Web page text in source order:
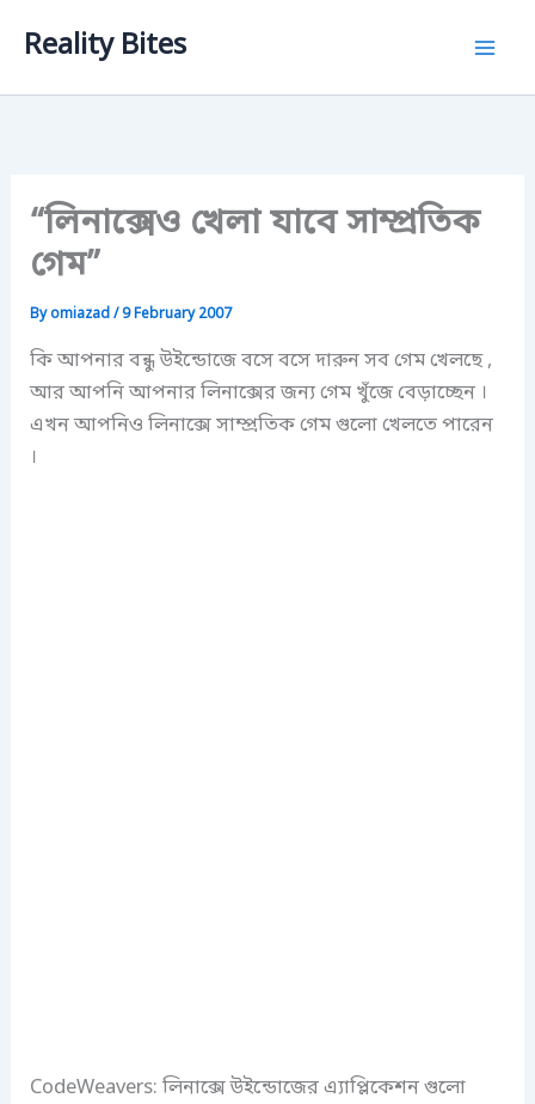
Reality Bites
“লিনাক্সেও খেলা যাবে সাম্প্রতিক
গেম”
Byomiazad/9 February 2007
কি আপনার বন্ধু উইন্ডোজে বসে বসে দারুন সব গেম খেলছে ,
আর আপনি আপনার লিনাক্সের জন্য গেম খুঁজে বেড়াচ্ছেন ।
এখন আপনিও লিনাক্সে সাম্প্রতিক গেম গুলো খেলতে পারেন
।
CodeWeavers: লিনাক্সে উইন্ডোজের এ্যাপ্লিকেশন গুলো